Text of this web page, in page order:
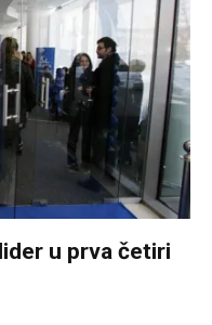
u prva četiri